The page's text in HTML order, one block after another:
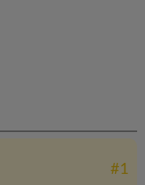
#1